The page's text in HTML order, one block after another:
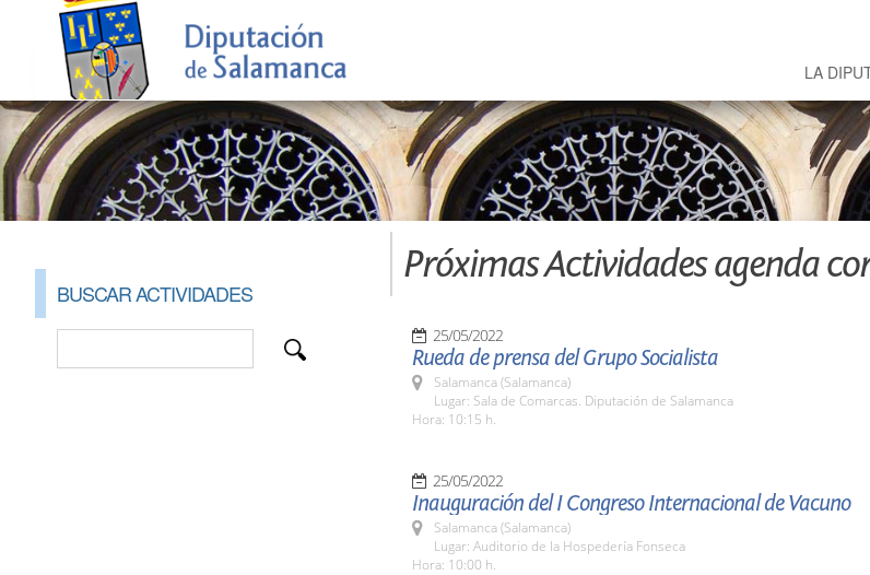
LA
BUSCAR ACTIVIDADES
Próximas Actividades agenda
25/05/2022
Rueda de prensa del Grupo Socialista
Salamanca (Salamanca)
Lugar: Sala de Comarcas. Diputación de Salamanca
Hora: 10:15 h.
25/05/2022
Inauguración del I Congreso Internacional de Vacuno
Salamanca (Salamanca)
Lugar: Auditorio de la Hospedería Fonseca
Hora: 10:00 h.